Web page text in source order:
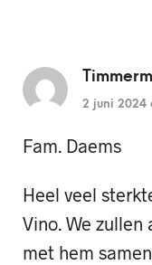
2 juni 2024
Fam. Daems
Heel veel
Vino. We
met hem